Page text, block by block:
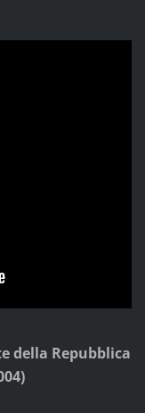
della Repubblica